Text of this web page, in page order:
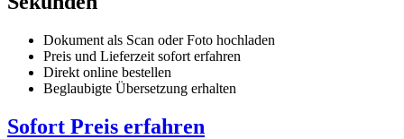
Dokument als Scan oder Foto hochladen
Preis und Lieferzeit sofort erfahren
Direkt online bestellen
Beglaubigte Übersetzung erhalten
Sofort Preis erfahren